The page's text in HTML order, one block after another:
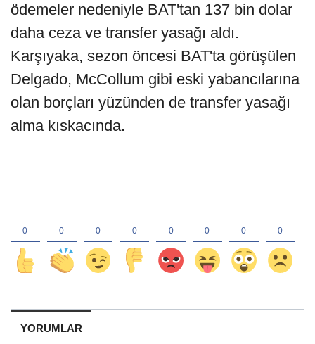
ödemeler nedeniyle BAT'tan 137 bin dolar
daha ceza ve transfer yasağı aldı.
Karşıyaka, sezon öncesi BAT'ta görüşülen
Delgado, McCollum gibi eski yabancılarına
olan borçları yüzünden de transfer yasağı
alma kıskacında.
YORUMLAR